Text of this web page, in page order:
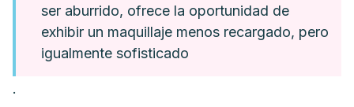
ser aburrido, ofrece la oportunidad de
exhibir un maquillaje menos recargado, pero
igualmente sofisticado
.